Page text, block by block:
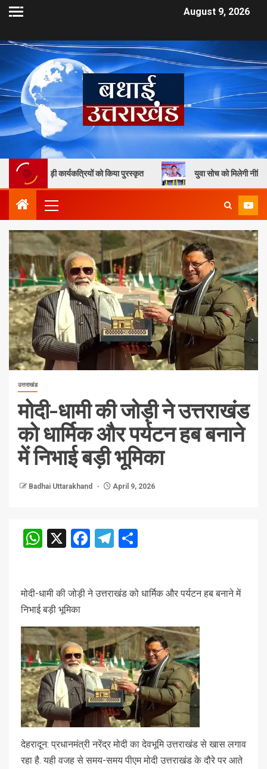
August 9, 2026
को किया पुरस्कृत युवा सोच को मिलेगी नीति निर्माण में जगह,
उत्तराखंड
मोदी-धामी की जोड़ी ने उत्तराखंड
को धार्मिक और पर्यटन हब बनाने
में निभाई बड़ी भूमिका
Badhai Uttarakhand April 9, 2026
WhatsApp
X Facebook
Telegram
मोदी-धामी की जोड़ी ने उत्तराखंड को धार्मिक और पर्यटन हब बनाने में
निभाई बड़ी भूमिका
देहरादून: प्रधानमंत्री नरेंद्र मोदी का देवभूमि उत्तराखंड से खास लगाव
रहा है. यही वजह से समय-समय पीएम मोदी उत्तराखंड के दौरे पर आते